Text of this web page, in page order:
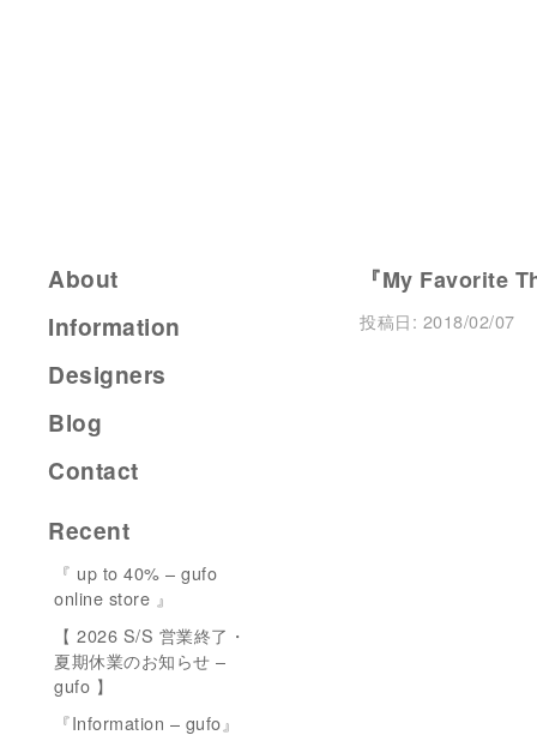
『My Favorite
投稿日: 2018/02/07
About
Information
Designers
Blog
Contact
Recent
『 up to 40% – gufo
online store 』
【 2026 S/S 営業終了・
夏期休業のお知らせ –
gufo 】
『Information – gufo』